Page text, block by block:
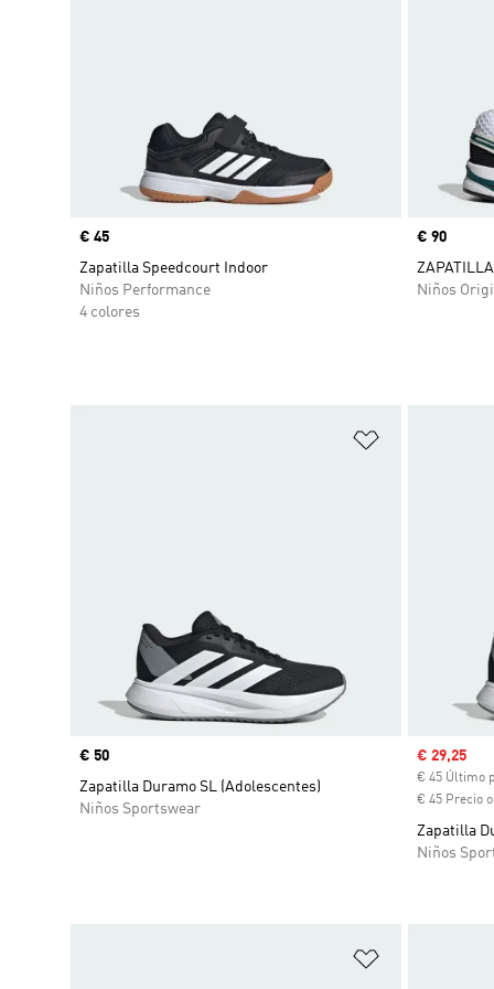
Precio
€ 45
Zapatilla Speedcourt Indoor
Niños Performance
4 colores
Precio
€ 90
Niños
Precio
€ 50
Zapatilla Duramo SL (Adolescentes)
Niños Sportswear
Precio de
€ 29,25
€ 45 Último
€ 45 Precio
Zapatilla
Niños